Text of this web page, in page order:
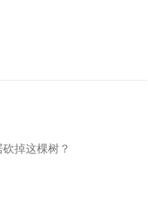
掉这棵树？